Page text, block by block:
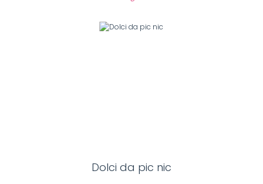
Dolci da pic nic